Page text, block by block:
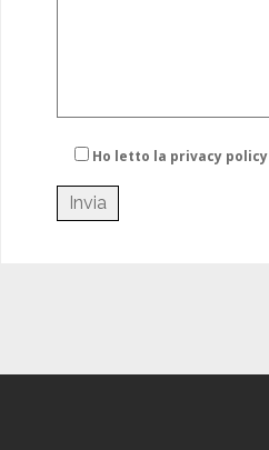
Ho letto la privacy policy